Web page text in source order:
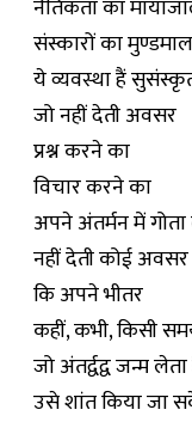
नैतिकता का
संस्कारों का मुण्डमाल
ये व्यवस्था हैं
जो नहीं देती अवसर
प्रश्न करने का
विचार करने का
अपने अंतर्मन में
नहीं देती कोई अवसर
कि अपने भीतर
कहीं, कभी, किसी
जो अंतर्द्वद्व जन्म
उसे शांत किया जा